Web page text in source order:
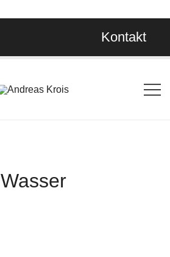
Kontakt
Wasser